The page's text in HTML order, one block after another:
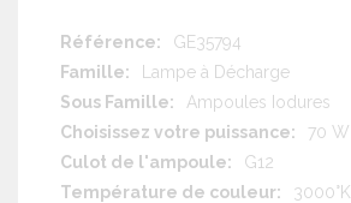
Plus
d'information
GE35794
Lampe à Décharge
Ampoules Iodures
70 W
G12
3000°K